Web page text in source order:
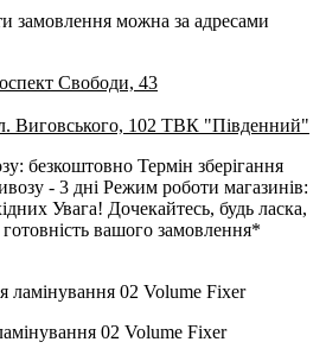
замовлення можна за адресами
Свободи, 43
Виговського, 102 ТВК "Південний"
безкоштовно Термін зберігання
- 3 дні Режим роботи магазинів:
Увага! Дочекайтесь, будь ласка,
вашого замовлення*
02 Volume Fixer